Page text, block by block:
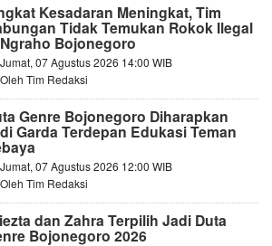
Kesadaran Meningkat, Tim
Tidak Temukan Rokok Ilegal
Bojonegoro
Jumat, 07 Agustus 2026 14:00 WIB
Oleh Tim Redaksi
Genre Bojonegoro Diharapkan
Garda Terdepan Edukasi Teman
Jumat, 07 Agustus 2026 12:00 WIB
Oleh Tim Redaksi
dan Zahra Terpilih Jadi Duta
Bojonegoro 2026